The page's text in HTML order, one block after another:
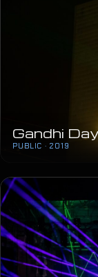
Gandhi
PUBLIC · 2019